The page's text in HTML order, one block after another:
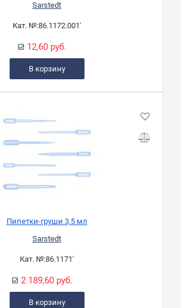
Sarstedt
Кат. №:86.1172.001'
12,60 руб.
В корзину
Пипетки-груши 3,5 мл
Sarstedt
Кат. №:86.1171'
2 189,60 руб.
В корзину